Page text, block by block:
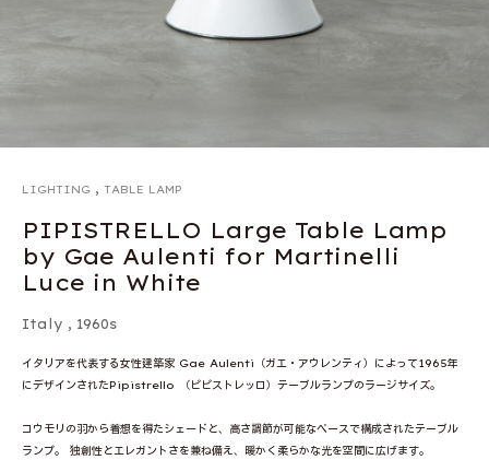
LIGHTING , TABLE LAMP
PIPISTRELLO Large Table Lamp
by Gae Aulenti for Martinelli
Luce in White
Italy , 1960s
イタリアを代表する女性建築家 Gae Aulenti（ガエ・アウレンティ）によって1965年
にデザインされたPipistrello （ピピストレッロ）テーブルランプのラージサイズ。
コウモリの羽から着想を得たシェードと、高さ調節が可能なベースで構成されたテーブル
ランプ。 独創性とエレガントさを兼ね備え、暖かく柔らかな光を空間に広げます。